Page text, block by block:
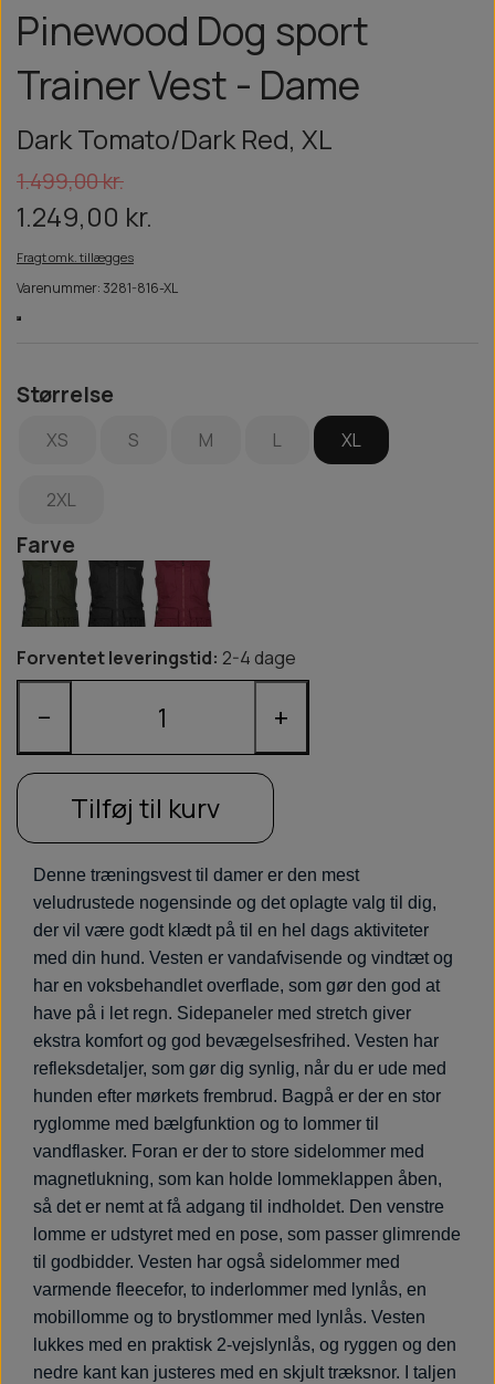
Pinewood Dog sport
Trainer Vest - Dame
Dark Tomato/Dark Red, XL
1.499,00 kr.
1.249,00 kr.
Fragt omk. tillægges
Varenummer: 3281-816-XL
Størrelse
XS S M L XL
2XL
Farve
Forventet leveringstid: 2-4 dage
− +
Tilføj til kurv
Denne træningsvest til damer er den mest
veludrustede nogensinde og det oplagte valg til dig,
der vil være godt klædt på til en hel dags aktiviteter
med din hund. Vesten er vandafvisende og vindtæt og
har en voksbehandlet overflade, som gør den god at
have på i let regn. Sidepaneler med stretch giver
ekstra komfort og god bevægelsesfrihed. Vesten har
refleksdetaljer, som gør dig synlig, når du er ude med
hunden efter mørkets frembrud. Bagpå er der en stor
ryglomme med bælgfunktion og to lommer til
vandflasker. Foran er der to store sidelommer med
magnetlukning, som kan holde lommeklappen åben,
så det er nemt at få adgang til indholdet. Den venstre
lomme er udstyret med en pose, som passer glimrende
til godbidder. Vesten har også sidelommer med
varmende fleecefor, to inderlommer med lynlås, en
mobillomme og to brystlommer med lynlås. Vesten
lukkes med en praktisk 2-vejslynlås, og ryggen og den
nedre kant kan justeres med en skjult træksnor. I taljen